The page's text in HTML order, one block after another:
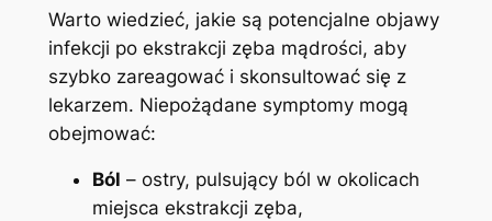
Warto wiedzieć, jakie są potencjalne objawy
infekcji po ekstrakcji zęba mądrości, aby
szybko zareagować i skonsultować się z
lekarzem. Niepożądane symptomy mogą
obejmować:
Ból – ostry, pulsujący ból w okolicach
miejsca ekstrakcji zęba,